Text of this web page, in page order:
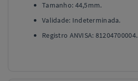
Tamanho: 44,5mm.
Validade: Indeterminada.
Registro ANVISA: 81204700004.